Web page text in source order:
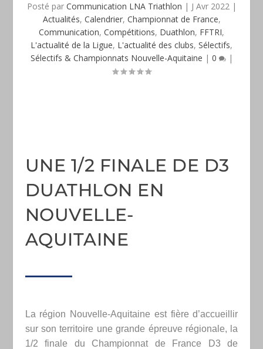
Posté par Communication LNA Triathlon | J Avr 2022|
Actualités, Calendrier, Championnat de France,
Communication, Compétitions, Duathlon, FFTRI,
L'actualité de la Ligue, L'actualité des clubs, Sélectifs,
Sélectifs & Championnats Nouvelle-Aquitaine | 0 |
UNE 1/2 FINALE DE D3
DUATHLON EN
NOUVELLE-
AQUITAINE
La région Nouvelle-Aquitaine est fière d’accueillir
sur son territoire une grande épreuve régionale, la
1/2 finale du Championnat de France D3 de